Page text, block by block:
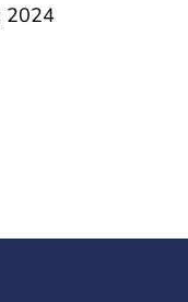
2024